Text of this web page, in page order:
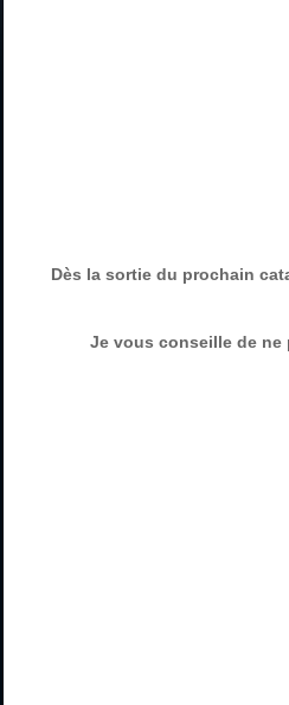
Dès la sortie du prochain
Je vous conseille de ne